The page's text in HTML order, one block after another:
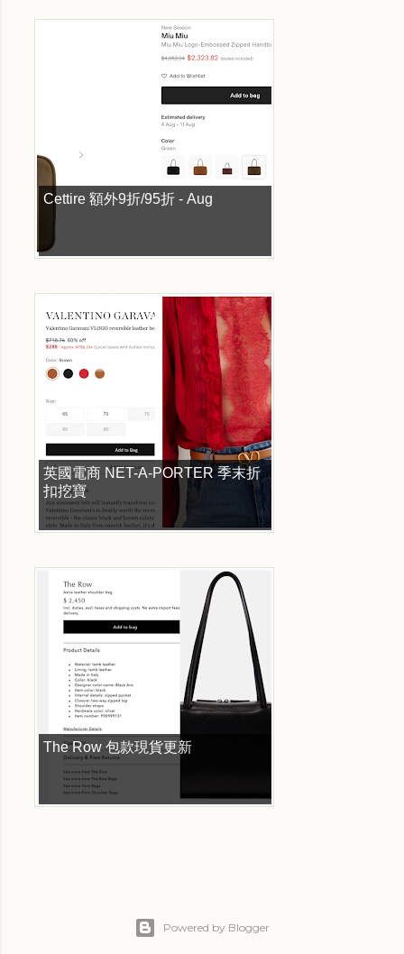
Cettire 額外9折/95折 - Aug
英國電商 NET-A-PORTER 季末折
扣挖寶
The Row 包款現貨更新
Powered by Blogger